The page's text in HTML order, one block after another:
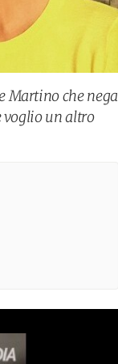
Martino che nega
voglio un altro